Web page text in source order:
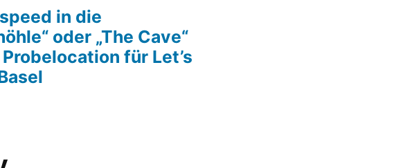
in die
oder „The Cave“
für Let’s